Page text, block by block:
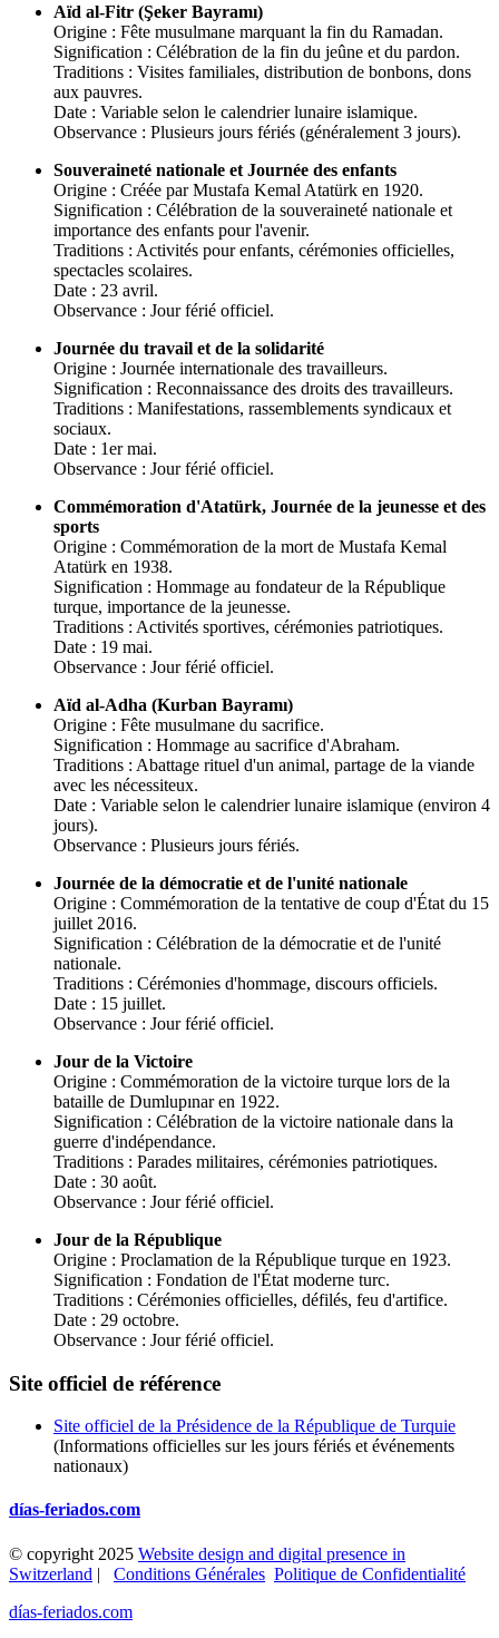
Aïd al-Fitr (Şeker Bayramı)
Origine : Fête musulmane marquant la fin du Ramadan.
Signification : Célébration de la fin du jeûne et du pardon.
Traditions : Visites familiales, distribution de bonbons, dons
aux pauvres.
Date : Variable selon le calendrier lunaire islamique.
Observance : Plusieurs jours fériés (généralement 3 jours).
Souveraineté nationale et Journée des enfants
Origine : Créée par Mustafa Kemal Atatürk en 1920.
Signification : Célébration de la souveraineté nationale et
importance des enfants pour l'avenir.
Traditions : Activités pour enfants, cérémonies officielles,
spectacles scolaires.
Date : 23 avril.
Observance : Jour férié officiel.
Journée du travail et de la solidarité
Origine : Journée internationale des travailleurs.
Signification : Reconnaissance des droits des travailleurs.
Traditions : Manifestations, rassemblements syndicaux et
sociaux.
Date : 1er mai.
Observance : Jour férié officiel.
Commémoration d'Atatürk, Journée de la jeunesse et des
sports
Origine : Commémoration de la mort de Mustafa Kemal
Atatürk en 1938.
Signification : Hommage au fondateur de la République
turque, importance de la jeunesse.
Traditions : Activités sportives, cérémonies patriotiques.
Date : 19 mai.
Observance : Jour férié officiel.
Aïd al-Adha (Kurban Bayramı)
Origine : Fête musulmane du sacrifice.
Signification : Hommage au sacrifice d'Abraham.
Traditions : Abattage rituel d'un animal, partage de la viande
avec les nécessiteux.
Date : Variable selon le calendrier lunaire islamique (environ 4
jours).
Observance : Plusieurs jours fériés.
Journée de la démocratie et de l'unité nationale
Origine : Commémoration de la tentative de coup d'État du 15
juillet 2016.
Signification : Célébration de la démocratie et de l'unité
nationale.
Traditions : Cérémonies d'hommage, discours officiels.
Date : 15 juillet.
Observance : Jour férié officiel.
Jour de la Victoire
Origine : Commémoration de la victoire turque lors de la
bataille de Dumlupınar en 1922.
Signification : Célébration de la victoire nationale dans la
guerre d'indépendance.
Traditions : Parades militaires, cérémonies patriotiques.
Date : 30 août.
Observance : Jour férié officiel.
Jour de la République
Origine : Proclamation de la République turque en 1923.
Signification : Fondation de l'État moderne turc.
Traditions : Cérémonies officielles, défilés, feu d'artifice.
Date : 29 octobre.
Observance : Jour férié officiel.
Site officiel de référence
Site officiel de la Présidence de la République de Turquie
(Informations officielles sur les jours fériés et événements
nationaux)
días-feriados.com
© copyright 2025 Website design and digital presence in
Switzerland | Conditions Générales Politique de Confidentialité
días-feriados.com